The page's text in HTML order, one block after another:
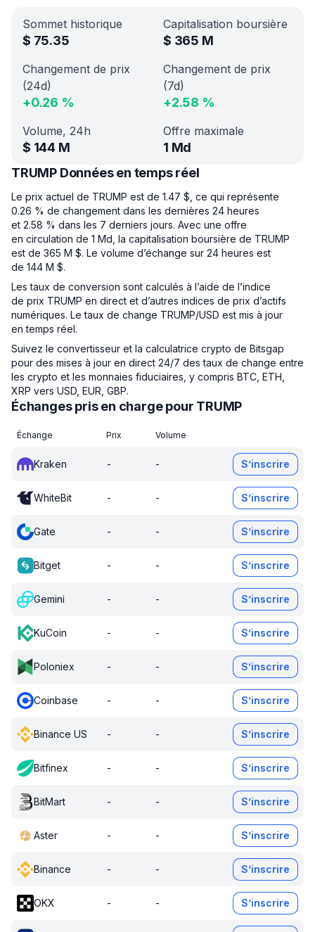
Sommet historique
$ 75.35
Capitalisation boursière
$ 365 M
Changement de prix
(24d)
+0.26 %
Changement de prix
(7d)
+2.58 %
Volume, 24h
$ 144 M
Offre maximale
1 Md
TRUMP Données en temps réel
Le prix actuel de TRUMP est de 1.47 $, ce qui représente
0.26 % de changement dans les dernières 24 heures
et 2.58 % dans les 7 derniers jours. Avec une offre
en circulation de 1 Md, la capitalisation boursière de TRUMP
est de 365 M $. Le volume d’échange sur 24 heures est
de 144 M $.
Les taux de conversion sont calculés à l’aide de l’indice
de prix TRUMP en direct et d’autres indices de prix d’actifs
numériques. Le taux de change TRUMP/USD est mis à jour
en temps réel.
Suivez le convertisseur et la calculatrice crypto de Bitsgap
pour des mises à jour en direct 24/7 des taux de change entre
les crypto et les monnaies fiduciaires, y compris BTC, ETH,
XRP vers USD, EUR, GBP.
Échanges pris en charge pour TRUMP
Échange Prix Volume
Kraken - - S’inscrire
WhiteBit - - S’inscrire
Gate - - S’inscrire
Bitget - - S’inscrire
Gemini - - S’inscrire
KuCoin - - S’inscrire
Poloniex - - S’inscrire
Coinbase - - S’inscrire
Binance US - - S’inscrire
Bitfinex - - S’inscrire
BitMart - - S’inscrire
Aster - - S’inscrire
Binance - - S’inscrire
OKX - - S’inscrire